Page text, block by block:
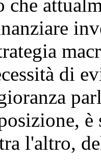
di
l'altro,